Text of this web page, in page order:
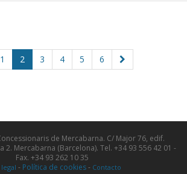
1 2(current)
3 4 5 6
de Mercabarna. C/ Major 76, edif.
2. Mercabarna (Barcelona). Tel. +34 93 556 42 01 -
Fax. +34 93 262 10 35
- Política de cookies- Contacto